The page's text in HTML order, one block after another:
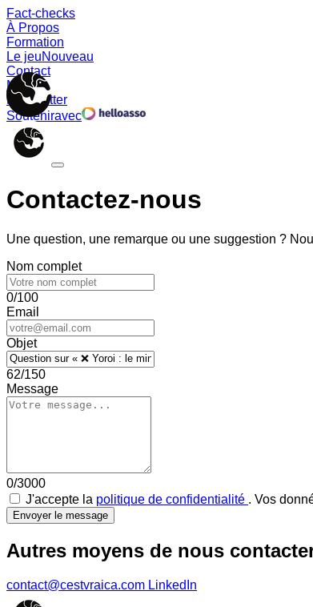
Fact-checks
À Propos
Formation
Le jeuNouveau
Contact
Memes
Newsletter
Souteniravec
Contactez-nous
Une question, une remarque ou une suggestion ?
Nom complet
0/100
Email
Objet
62/150
Message
0/3000
J'accepte la politique de confidentialité . Vos
Envoyer le message
Autres moyens de nous
contact@cestvraica.com LinkedIn